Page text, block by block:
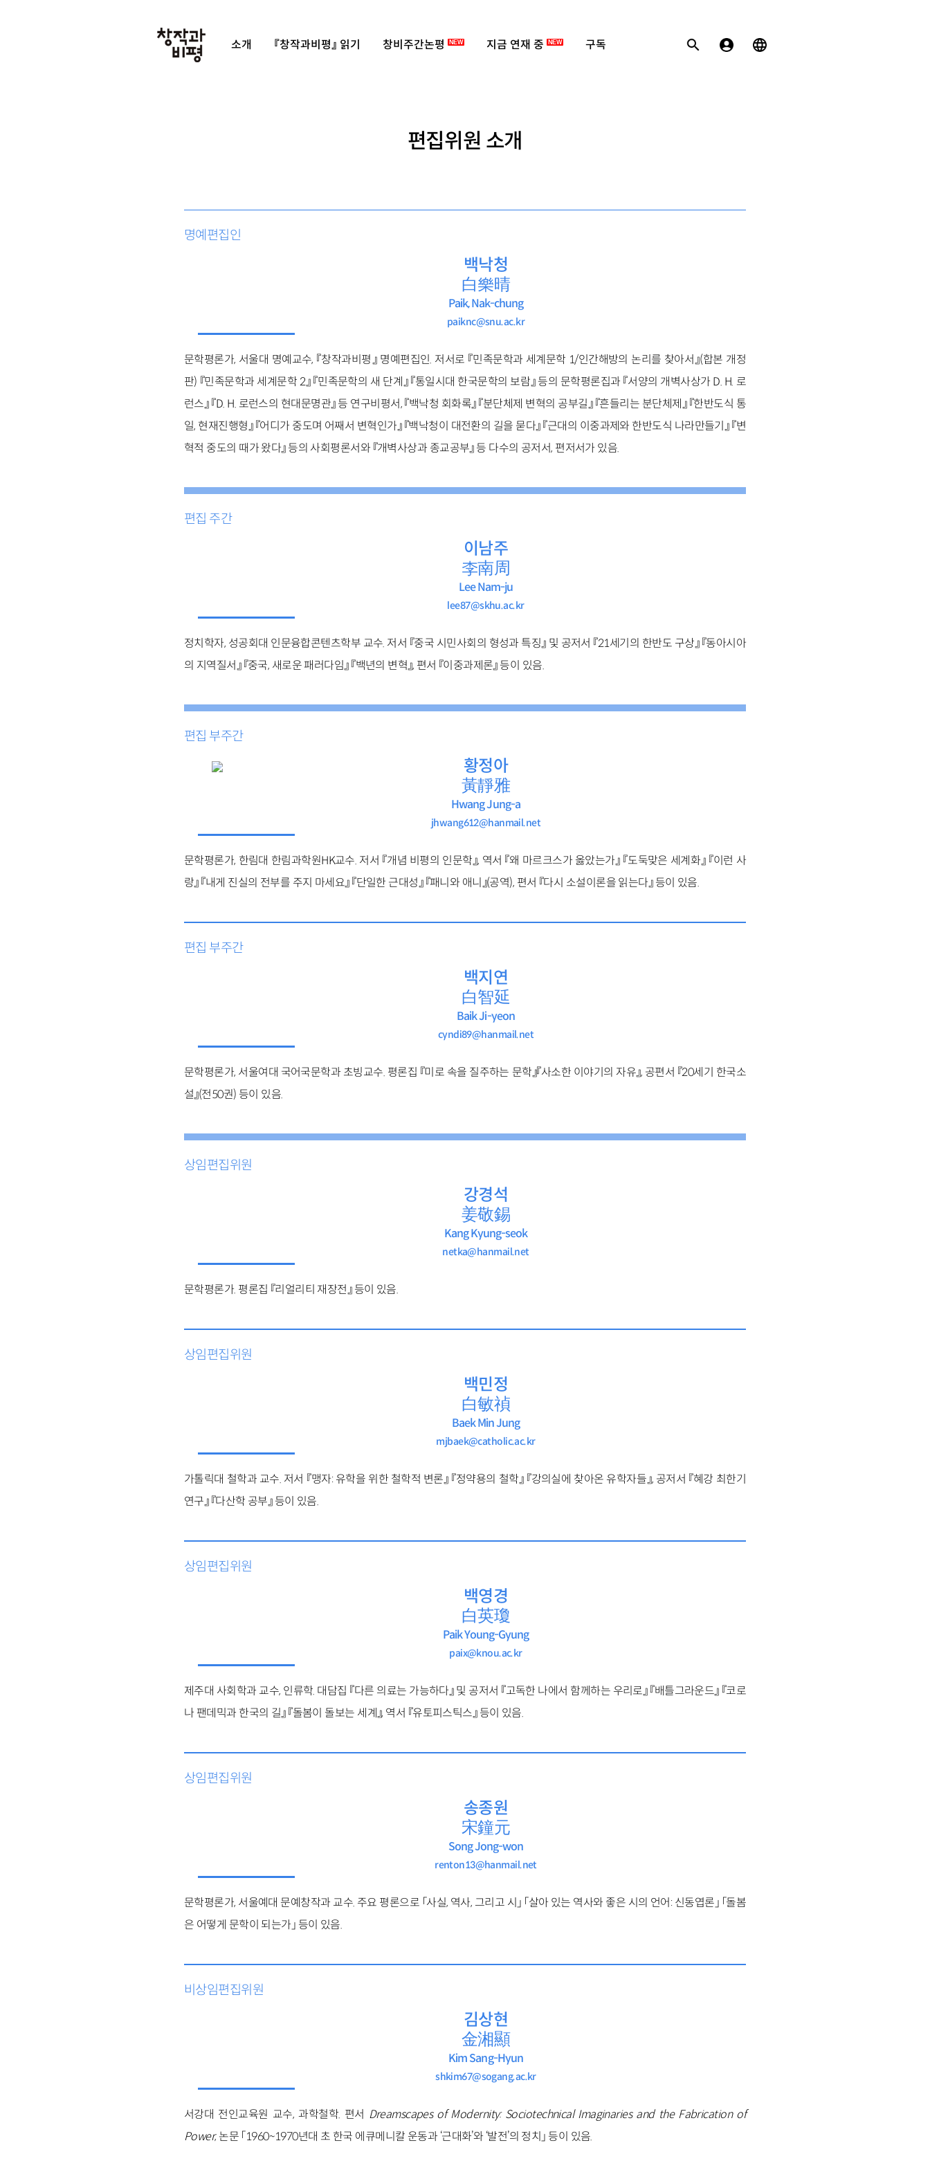
소개 『창작과비평』 읽기 창비주간논평 NEW 지금 연재 중 NEW 구독
편집위원 소개
명예편집인
백낙청
白樂晴
Paik, Nak-chung
paiknc@snu.ac.kr
문학평론가, 서울대 명예교수, 『창작과비평』 명예편집인. 저서로 『민족문학과 세계문학 1/인간해방의 논리를 찾아서』(합본 개정
판) 『민족문학과 세계문학 2』 『민족문학의 새 단계』 『통일시대 한국문학의 보람』 등의 문학평론집과 『서양의 개벽사상가 D. H. 로
런스』 『D. H. 로런스의 현대문명관』 등 연구비평서, 『백낙청 회화록』 『분단체제 변혁의 공부길』 『흔들리는 분단체제』 『한반도식 통
일, 현재진행형』 『어디가 중도며 어째서 변혁인가』 『백낙청이 대전환의 길을 묻다』 『근대의 이중과제와 한반도식 나라만들기』『변
혁적 중도의 때가 왔다』등의 사회평론서와 『개벽사상과 종교공부』 등 다수의 공저서, 편저서가 있음.
편집 주간
이남주
李南周
Lee Nam-ju
lee87@skhu.ac.kr
정치학자, 성공회대 인문융합콘텐츠학부 교수. 저서 『중국 시민사회의 형성과 특징』 및 공저서 『21세기의 한반도 구상』 『동아시아
의 지역질서』 『중국, 새로운 패러다임』 『백년의 변혁』, 편서 『이중과제론』 등이 있음.
편집 부주간
황정아
黃靜雅
Hwang Jung-a
jhwang612@hanmail.net
문학평론가, 한림대 한림과학원HK교수. 저서 『개념 비평의 인문학』, 역서 『왜 마르크스가 옳았는가』 『도둑맞은 세계화』 『이런 사
랑』 『내게 진실의 전부를 주지 마세요』 『단일한 근대성』 『패니와 애니』(공역), 편서 『다시 소설이론을 읽는다』 등이 있음.
편집 부주간
백지연
白智延
Baik Ji-yeon
cyndi89@hanmail.net
문학평론가, 서울여대 국어국문학과 초빙교수. 평론집 『미로 속을 질주하는 문학』『사소한 이야기의 자유』, 공편서 『20세기 한국소
설』(전50권) 등이 있음.
상임편집위원
강경석
姜敬錫
Kang Kyung-seok
netka@hanmail.net
문학평론가. 평론집 『리얼리티 재장전』 등이 있음.
상임편집위원
백민정
白敏禎
Baek Min Jung
mjbaek@catholic.ac.kr
가톨릭대 철학과 교수. 저서 『맹자: 유학을 위한 철학적 변론』 『정약용의 철학』 『강의실에 찾아온 유학자들』, 공저서 『혜강 최한기
연구』 『다산학 공부』 등이 있음.
상임편집위원
백영경
白英瓊
Paik Young-Gyung
paix@knou.ac.kr
제주대 사회학과 교수, 인류학. 대담집 『다른 의료는 가능하다』 및 공저서 『고독한 나에서 함께하는 우리로』 『배틀그라운드』 『코로
나 팬데믹과 한국의 길』 『돌봄이 돌보는 세계』, 역서 『유토피스틱스』 등이 있음.
상임편집위원
송종원
宋鐘元
Song Jong-won
renton13@hanmail.net
문학평론가, 서울예대 문예창작과 교수. 주요 평론으로 「사실, 역사, 그리고 시」 「살아 있는 역사와 좋은 시의 언어: 신동엽론」 「돌봄
은 어떻게 문학이 되는가」 등이 있음.
비상임편집위원
김상현
金湘顯
Kim Sang-Hyun
shkim67@sogang.ac.kr
서강대 전인교육원 교수, 과학철학. 편서 Dreamscapes of Modernity: Sociotechnical Imaginaries and the Fabrication of
Power, 논문 「1960~1970년대 초 한국 에큐메니칼 운동과 ‘근대화’와 ‘발전’의 정치」 등이 있음.